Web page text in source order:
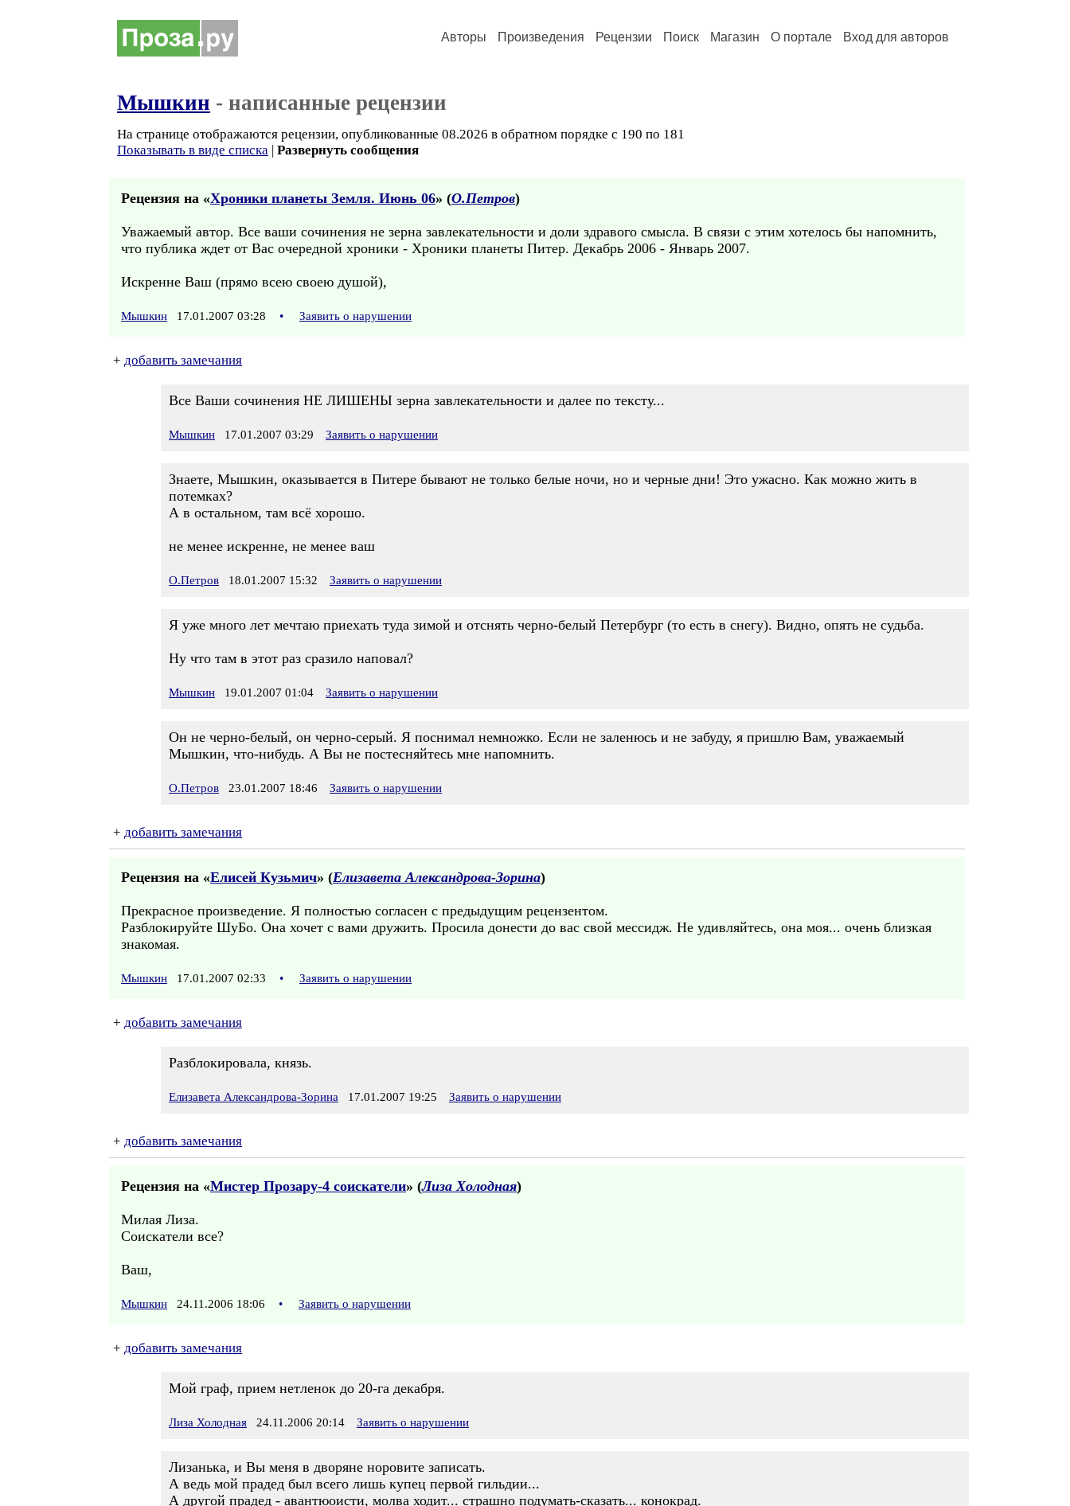
Авторы Произведения Рецензии Поиск Магазин О портале Вход для авторов
Мышкин - написанные рецензии
На странице отображаются рецензии, опубликованные 08.2026 в обратном порядке с 190 по 181
Показывать в виде списка | Развернуть сообщения
Рецензия на «Хроники планеты Земля. Июнь 06» (О.Петров)
Уважаемый автор. Все ваши сочинения не зерна завлекательности и доли здравого смысла. В связи с этим хотелось бы напомнить,
что публика ждет от Вас очередной хроники - Хроники планеты Питер. Декабрь 2006 - Январь 2007.
Искренне Ваш (прямо всею своею душой),
Мышкин 17.01.2007 03:28 • Заявить о нарушении
+ добавить замечания
Все Ваши сочинения НЕ ЛИШЕНЫ зерна завлекательности и далее по тексту...
Мышкин 17.01.2007 03:29 Заявить о нарушении
Знаете, Мышкин, оказывается в Питере бывают не только белые ночи, но и черные дни! Это ужасно. Как можно жить в
потемках?
А в остальном, там всё хорошо.
не менее искренне, не менее ваш
О.Петров 18.01.2007 15:32 Заявить о нарушении
Я уже много лет мечтаю приехать туда зимой и отснять черно-белый Петербург (то есть в снегу). Видно, опять не судьба.
Ну что там в этот раз сразило наповал?
Мышкин 19.01.2007 01:04 Заявить о нарушении
Он не черно-белый, он черно-серый. Я поснимал немножко. Если не заленюсь и не забуду, я пришлю Вам, уважаемый
Мышкин, что-нибудь. А Вы не постесняйтесь мне напомнить.
О.Петров 23.01.2007 18:46 Заявить о нарушении
+ добавить замечания
Рецензия на «Елисей Кузьмич» (Елизавета Александрова-Зорина)
Прекрасное произведение. Я полностью согласен с предыдущим рецензентом.
Разблокируйте ШуБо. Она хочет с вами дружить. Просила донести до вас свой мессидж. Не удивляйтесь, она моя... очень близкая
знакомая.
Мышкин 17.01.2007 02:33 • Заявить о нарушении
+ добавить замечания
Разблокировала, князь.
Елизавета Александрова-Зорина 17.01.2007 19:25 Заявить о нарушении
+ добавить замечания
Рецензия на «Мистер Прозару-4 соискатели» (Лиза Холодная)
Милая Лиза.
Соискатели все?
Ваш,
Мышкин 24.11.2006 18:06 • Заявить о нарушении
+ добавить замечания
Мой граф, прием нетленок до 20-га декабря.
Лиза Холодная 24.11.2006 20:14 Заявить о нарушении
Лизанька, и Вы меня в дворяне норовите записать.
А ведь мой прадед был всего лишь купец первой гильдии...
А другой прадед - авантюоисти, молва ходит... страшно подумать-сказать... конокрад.